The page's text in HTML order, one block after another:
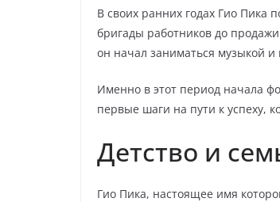
В своих ранних годах Гио Пика
бригады работников до
он начал заниматься музыкой
Именно в этот период начала
первые шаги на пути к успеху,
Детство и
Гио Пика, настоящее имя